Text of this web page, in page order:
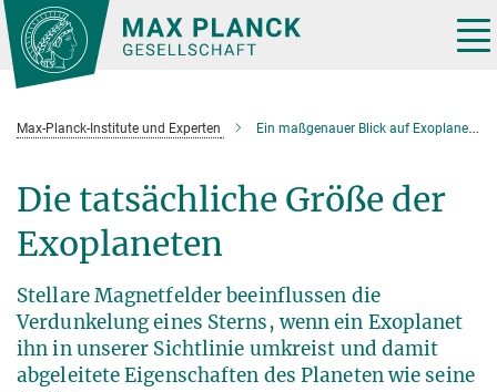
Hauptinhalt
Max-Planck-Institute und Experten Ein maßgenauer Blick auf Exoplaneten
Die tatsächliche Größe der
Exoplaneten
Stellare Magnetfelder beeinflussen die
Verdunkelung eines Sterns, wenn ein Exoplanet
ihn in unserer Sichtlinie umkreist und damit
abgeleitete Eigenschaften des Planeten wie seine